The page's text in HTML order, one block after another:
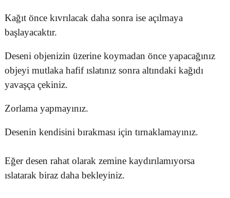
Kağıt önce kıvrılacak daha sonra ise açılmaya
başlayacaktır.
Deseni objenizin üzerine koymadan önce yapacağınız
objeyi mutlaka hafif ıslatınız sonra altındaki kağıdı
yavaşça çekiniz.
Zorlama yapmayınız.
Desenin kendisini bırakması için tırnaklamayınız.
Eğer desen rahat olarak zemine kaydırılamıyorsa
ıslatarak biraz daha bekleyiniz.